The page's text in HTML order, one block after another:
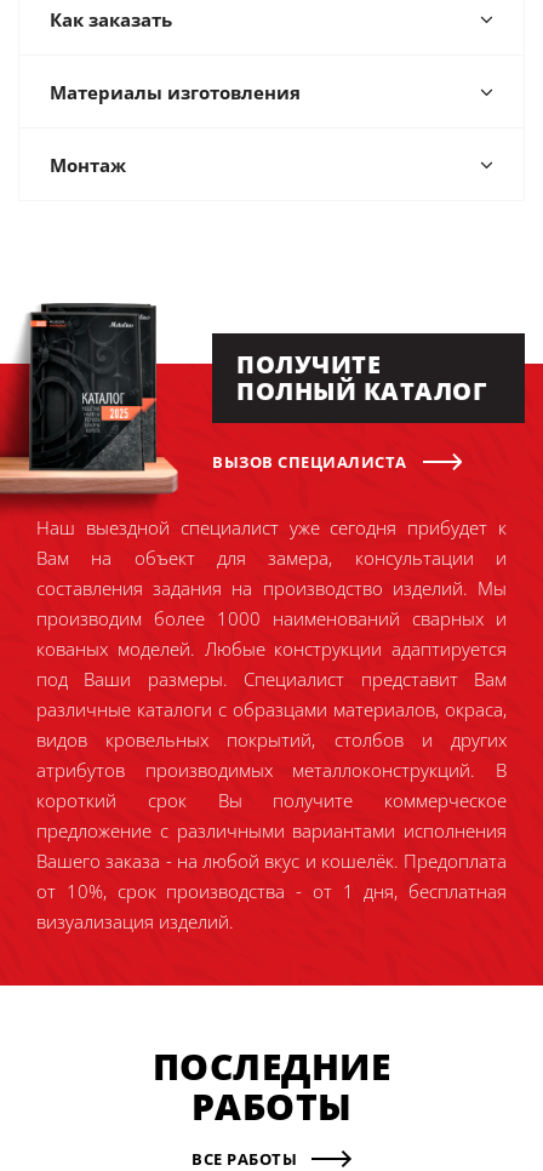
Как заказать
Материалы изготовления
Монтаж
ПОЛУЧИТЕ
ПОЛНЫЙ КАТАЛОГ
ВЫЗОВ СПЕЦИАЛИСТА
Наш выездной специалист уже сегодня прибудет к
Вам на объект для замера, консультации и
составления задания на производство изделий. Мы
производим более 1000 наименований сварных и
кованых моделей. Любые конструкции адаптируется
под Ваши размеры. Специалист представит Вам
различные каталоги с образцами материалов, окраса,
видов кровельных покрытий, столбов и других
атрибутов производимых металлоконструкций. В
короткий срок Вы получите коммерческое
предложение с различными вариантами исполнения
Вашего заказа - на любой вкус и кошелёк. Предоплата
от 10%, срок производства - от 1 дня, бесплатная
визуализация изделий.
ПОСЛЕДНИЕ
РАБОТЫ
ВСЕ РАБОТЫ